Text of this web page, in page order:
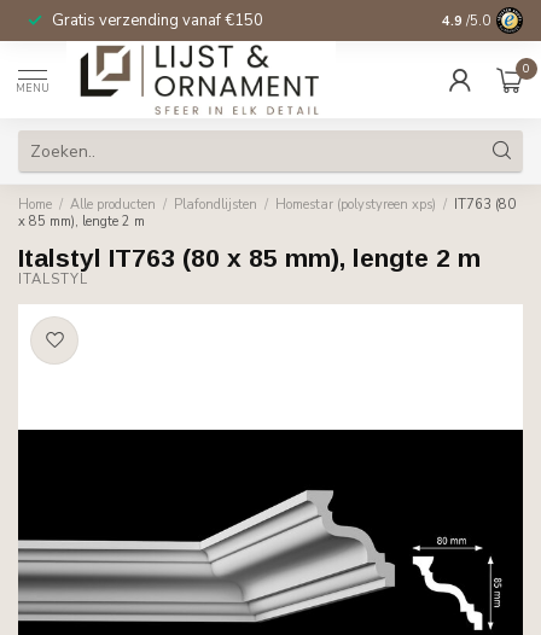
Gratis verzending vanaf €150 14 dagen
4.9 /5.0
MENU
0
Home / Alle producten / Plafondlijsten / Homestar (polystyreen xps) / IT763 (80
x 85 mm), lengte 2 m
Italstyl IT763 (80 x 85 mm), lengte 2 m
ITALSTYL